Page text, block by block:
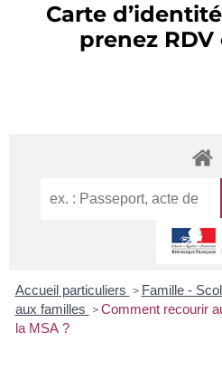
Carte
prenez
Accueil particuliers > Famille -
aux familles > Comment recourir
la MSA ?